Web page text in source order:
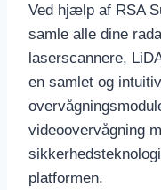
Ved hjælp af RSA
samle alle dine
laserscannere,
en samlet og
videoovervågning
platformen.